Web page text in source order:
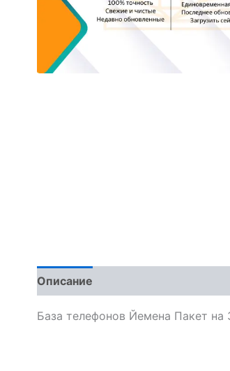
Описание
База телефонов Йемена Пакет на